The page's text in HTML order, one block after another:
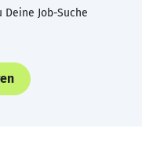
Job-Suche